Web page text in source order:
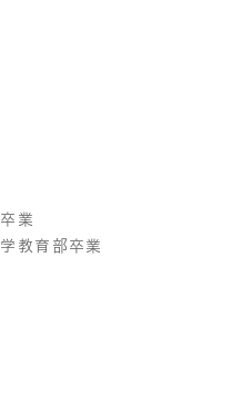
業
教育部卒業